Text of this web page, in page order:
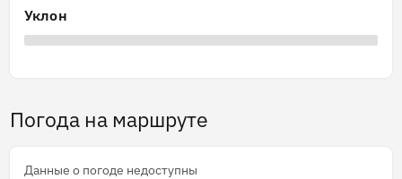
Уклон
Погода на маршруте
Данные о погоде недоступны